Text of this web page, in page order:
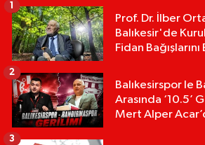
Prof. Dr. İlber
Balıkesir'de
Fidan Bağışlarını
1
Balıkesirspor le
Arasında ‘10.5’
Mert Alper
2
3